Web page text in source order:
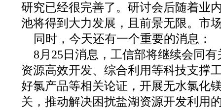
研究已经很完善了。研讨会后随着业
池将得到大力发展，且前景无限。市
同时，今天还有一个重要的消息：
8月25日消息，工信部将继续会同
资源高效开发、综合利用等科技支撑
好氯产品等相关论证，开展无水氯化
关，推动解决困扰盐湖资源开发利用